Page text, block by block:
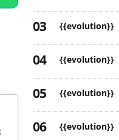
{{evolution}}
{{evolution}}
{{evolution}}
{{evolution}}